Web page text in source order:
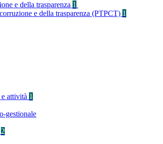
e della trasparenza 1
e della trasparenza (PTPCT) 1
attività 1
gestionale
2